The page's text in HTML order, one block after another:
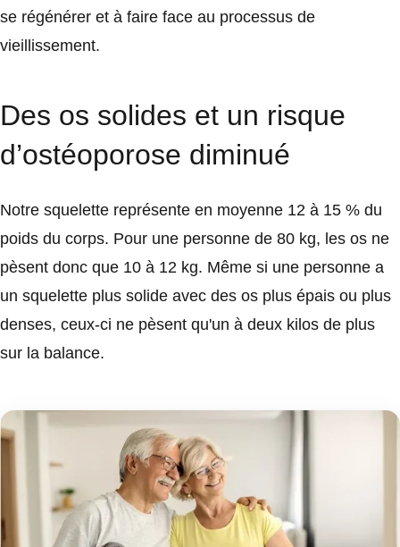
se régénérer et à faire face au processus de
vieillissement.
Des os solides et un risque
d’ostéoporose diminué
Notre squelette représente en moyenne 12 à 15 % du
poids du corps. Pour une personne de 80 kg, les os ne
pèsent donc que 10 à 12 kg. Même si une personne a
un squelette plus solide avec des os plus épais ou plus
denses, ceux-ci ne pèsent qu'un à deux kilos de plus
sur la balance.